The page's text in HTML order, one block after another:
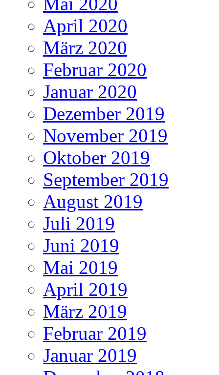
April 2020
März 2020
Februar 2020
Januar 2020
Dezember 2019
November 2019
Oktober 2019
September 2019
August 2019
Juli 2019
Juni 2019
Mai 2019
April 2019
März 2019
Februar 2019
Januar 2019